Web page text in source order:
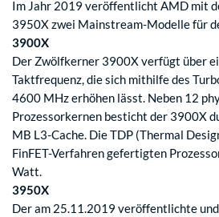
Im Jahr 2019 veröffentlicht AMD mit
3950X zwei Mainstream-Modelle für
3900X
Der Zwölfkerner 3900X verfügt über
Taktfrequenz, die sich mithilfe des
4600 MHz erhöhen lässt. Neben 12
Prozessorkernen besticht der 3900X
MB L3-Cache. Die TDP (Thermal
FinFET-Verfahren gefertigten
Watt.
3950X
Der am 25.11.2019 veröffentlichte